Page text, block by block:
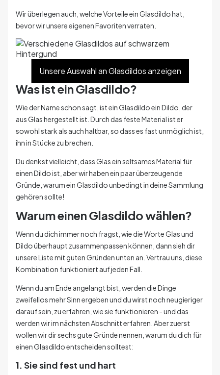
Wir überlegen auch, welche Vorteile ein Glasdildo hat,
bevor wir unsere eigenen Favoriten verraten.
Unsere Auswahl an Glasdildos anzeigen
Was ist ein Glasdildo?
Wie der Name schon sagt, ist ein Glasdildo ein Dildo, der
aus Glas hergestellt ist. Durch das feste Material ist er
sowohl stark als auch haltbar, so dass es fast unmöglich ist,
ihn in Stücke zu brechen.
Du denkst vielleicht, dass Glas ein seltsames Material für
einen Dildo ist, aber wir haben ein paar überzeugende
Gründe, warum ein Glasdildo unbedingt in deine Sammlung
gehören sollte!
Warum einen Glasdildo wählen?
Wenn du dich immer noch fragst, wie die Worte Glas und
Dildo überhaupt zusammenpassen können, dann sieh dir
unsere Liste mit guten Gründen unten an. Vertrau uns, diese
Kombination funktioniert auf jeden Fall.
Wenn du am Ende angelangt bist, werden die Dinge
zweifellos mehr Sinn ergeben und du wirst noch neugieriger
darauf sein, zu erfahren, wie sie funktionieren - und das
werden wir im nächsten Abschnitt erfahren. Aber zuerst
wollen wir dir sechs gute Gründe nennen, warum du dich für
einen Glasdildo entscheiden solltest:
1. Sie sind fest und hart